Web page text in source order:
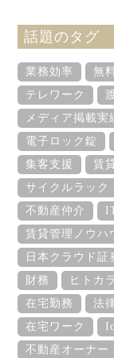
話題のタグ
業務効率 無
テレワーク
メディア掲載実
電子ロック錠
集客支援
賃
サイクルラック
不動産仲介
賃貸管理ノウハ
日本クラウド証
財務
ヒトカ
在宅勤務
法
在宅ワーク
不動産オーナー